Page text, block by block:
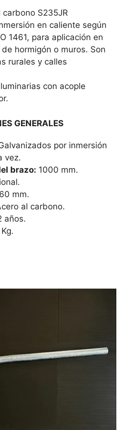
S235JR
en caliente según
1461, para aplicación en
hormigón o muros. Son
rurales y calles
con acople
GENERALES
por inmersión
vez.
brazo: 1000 mm.
60 mm.
al carbono.
años.